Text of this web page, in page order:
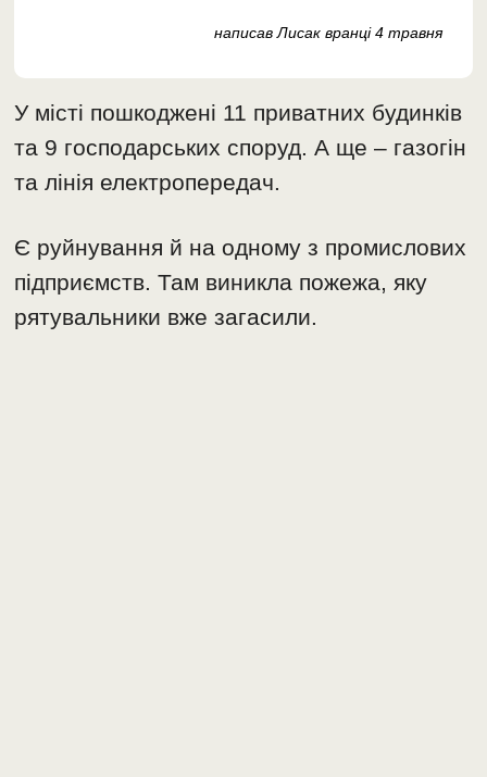
написав Лисак вранці 4 травня
У мiстi пошкодженi 11 приватних будинків
та 9 господарських споруд. А ще – газогiн
та лiнiя електропередач.
Є руйнування й на одному з промислових
пiдприємств. Там виникла пожежа, яку
рятувальники вже загасили.